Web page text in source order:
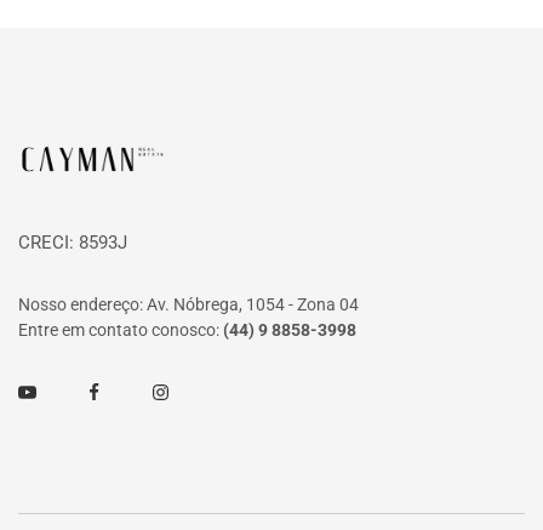
Página inicial
CRECI: 8593J
Nosso endereço: Av. Nóbrega, 1054 - Zona 04
Entre em contato conosco: (44) 9 8858-3998
Youtube FacebookInstagram